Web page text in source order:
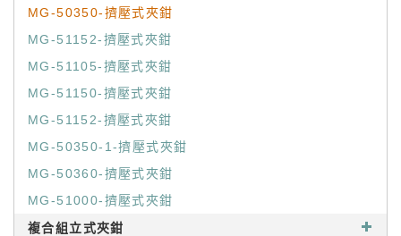
MG-50350-擠壓式夾鉗
MG-51152-擠壓式夾鉗
MG-51105-擠壓式夾鉗
MG-51150-擠壓式夾鉗
MG-51152-擠壓式夾鉗
MG-50350-1-擠壓式夾鉗
MG-50360-擠壓式夾鉗
MG-51000-擠壓式夾鉗
複合組立式夾鉗